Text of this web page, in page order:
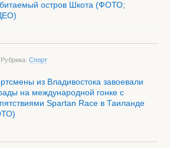
остров Шкота (ФОТО;
Рубрика: Спорт
из Владивостока завоевали
на международной гонке с
Spartan Race в Таиланде